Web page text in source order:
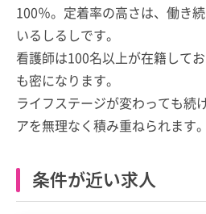
100％。定着率の高さは、働き
いるしるしです。
看護師は100名以上が在籍して
も密になります。
ライフステージが変わっても続
アを無理なく積み重ねられます。
条件が近い求人